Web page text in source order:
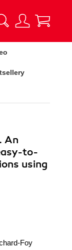
An
to-
using
Foy